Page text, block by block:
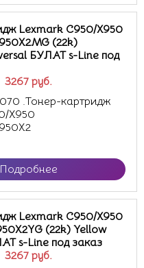
3267 руб.
Lexmark C950/X950
(22k)
БУЛАТ s-Line под
.Тонер-картридж
X950
Подробнее
3267 руб.
Lexmark C950/X950
(22k) Yellow
s-Line под заказ